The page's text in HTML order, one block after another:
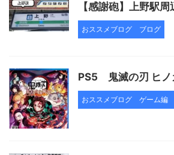
【感謝砲】上野駅
おススメブログ ブログ
PS5 鬼滅の刃 ヒ
おススメブログ ゲーム編